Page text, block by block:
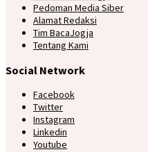
Pedoman Media Siber
Alamat Redaksi
Tim BacaJogja
Tentang Kami
Social Network
Facebook
Twitter
Instagram
Linkedin
Youtube